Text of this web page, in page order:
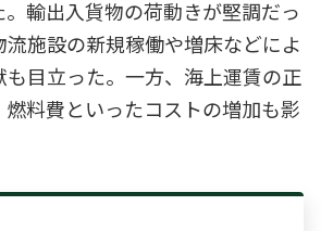
輸出入貨物の荷動きが堅調だっ
施設の新規稼働や増床などによ
も目立った。一方、海上運賃の正
料費といったコストの増加も影